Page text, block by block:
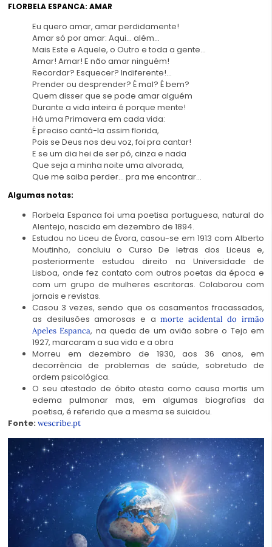
FLORBELA ESPANCA: AMAR
Eu quero amar, amar perdidamente!
Amar só por amar: Aqui… além…
Mais Este e Aquele, o Outro e toda a gente…
Amar! Amar! E não amar ninguém!
Recordar? Esquecer? Indiferente!…
Prender ou desprender? É mal? É bem?
Quem disser que se pode amar alguém
Durante a vida inteira é porque mente!
Há uma Primavera em cada vida:
É preciso cantá-la assim florida,
Pois se Deus nos deu voz, foi pra cantar!
E se um dia hei de ser pó, cinza e nada
Que seja a minha noite uma alvorada,
Que me saiba perder… pra me encontrar…
Algumas notas:
Florbela Espanca foi uma poetisa portuguesa, natural do
Alentejo, nascida em dezembro de 1894.
Estudou no Liceu de Évora, casou-se em 1913 com Alberto
Moutinho, concluiu o Curso De letras dos Liceus e,
posteriormente estudou direito na Universidade de
Lisboa, onde fez contato com outros poetas da época e
com um grupo de mulheres escritoras. Colaborou com
jornais e revistas.
Casou 3 vezes, sendo que os casamentos fracassados,
as desilusões amorosas e amorte acidental do irmão
Apeles Espanca, na queda de um avião sobre o Tejo em
1927, marcaram a sua vida e a obra
Morreu em dezembro de 1930, aos 36 anos, em
decorrência de problemas de saúde, sobretudo de
ordem psicológica.
O seu atestado de óbito atesta como causa mortis um
edema pulmonar mas, em algumas biografias da
poetisa, é referido que a mesma se suicidou.
Fonte: wescribe.pt